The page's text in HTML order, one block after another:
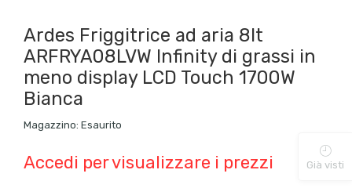
Ardes Friggitrice ad aria 8lt
ARFRYA08LVW Infinity di grassi in
meno display LCD Touch 1700W
Bianca
Magazzino: Esaurito
Accedi per visualizzare i prezzi Già visti